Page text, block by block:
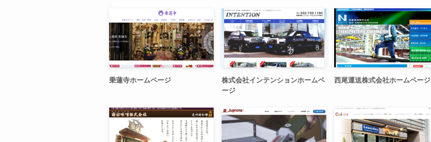
乗蓮寺ホームページ
株式会社インテンションホームペ
ージ
西尾運送株式会社ホームページ